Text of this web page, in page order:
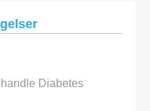
Diabetes